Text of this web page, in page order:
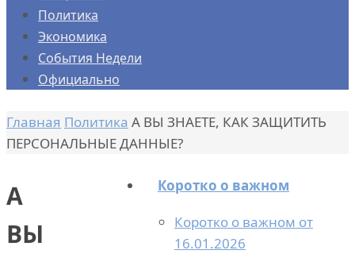
Политика
Экономика
События Недели
Официально
Главная Политика А ВЫ ЗНАЕТЕ, КАК ЗАЩИТИТЬ
ПЕРСОНАЛЬНЫЕ ДАННЫЕ?
А
ВЫ
Коротко о важном
Коротко о важном от
16.01.2026